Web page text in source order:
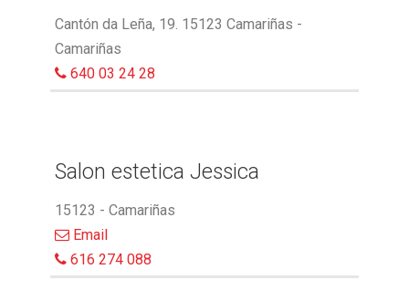
Cantón da Leña, 19. 15123 Camariñas -
Camariñas
640 03 24 28
Salon estetica Jessica
15123 - Camariñas
Email
616 274 088